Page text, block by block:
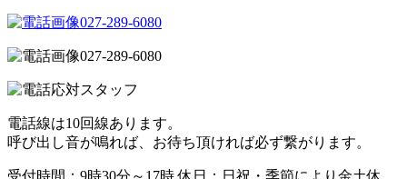
027-289-6080
027-289-6080
電話線は10回線あります。
呼び出し音が鳴れば、お待ち頂ければ必ず繋がります。